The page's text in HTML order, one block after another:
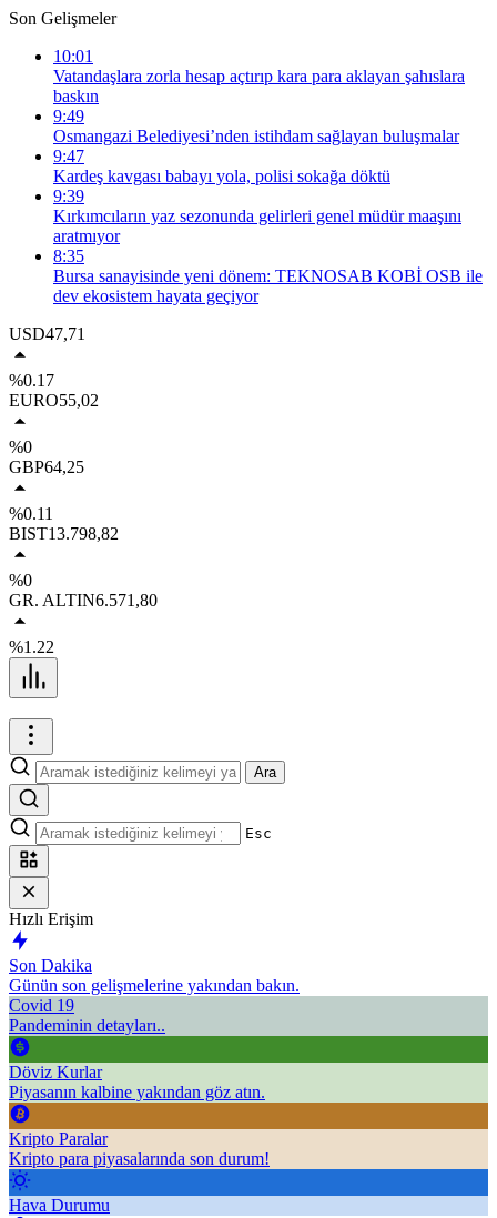
Son Gelişmeler
10:01
Vatandaşlara zorla hesap açtırıp kara para aklayan şahıslara
baskın
9:49
Osmangazi Belediyesi’nden istihdam sağlayan buluşmalar
9:47
Kardeş kavgası babayı yola, polisi sokağa döktü
9:39
Kırkımcıların yaz sezonunda gelirleri genel müdür maaşını
aratmıyor
8:35
Bursa sanayisinde yeni dönem: TEKNOSAB KOBİ OSB ile
dev ekosistem hayata geçiyor
USD47,71
%0.17
EURO55,02
%0
GBP64,25
%0.11
BIST13.798,82
%0
GR. ALTIN6.571,80
%1.22
Ara
Esc
Hızlı Erişim
Son Dakika
Günün son gelişmelerine yakından bakın.
Covid 19
Pandeminin detayları..
Döviz Kurlar
Piyasanın kalbine yakından göz atın.
Kripto Paralar
Kripto para piyasalarında son durum!
Hava Durumu